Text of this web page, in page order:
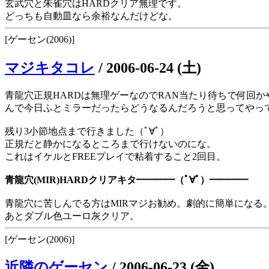
玄武穴と朱雀穴はHARDクリア無理です。
どっちも自動皿なら余裕なんだけどな。
[ゲーセン(2006)]
マジキタコレ / 2006-06-24 (土)
青龍穴正規HARDは無理ゲーなのでRAN当たり待ちで何回か
んで今日ふとミラーだったらどうなるんだろうと思ってやっ
残り3小節地点まで行きました（ﾟ∀ﾟ）
正規だと静かになるところまで行けないのにな。
これはイケルとFREEプレイで粘着すること2回目。
青龍穴(MIR)HARDクリアキタ━━━━（ﾟ∀ﾟ）━━━━
青龍穴に苦しんでる方はMIRマジお勧め。劇的に簡単になる。
あとダブル色ユーロ灰クリア。
[ゲーセン(2006)]